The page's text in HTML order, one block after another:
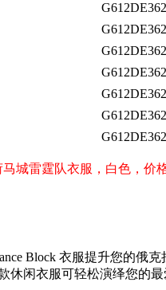
城雷霆队衣服，白色，价
Block 衣服提升您的
闲衣服可轻松演绎您的